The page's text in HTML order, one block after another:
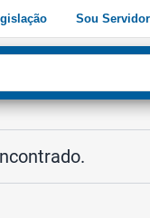
Sou Servidor